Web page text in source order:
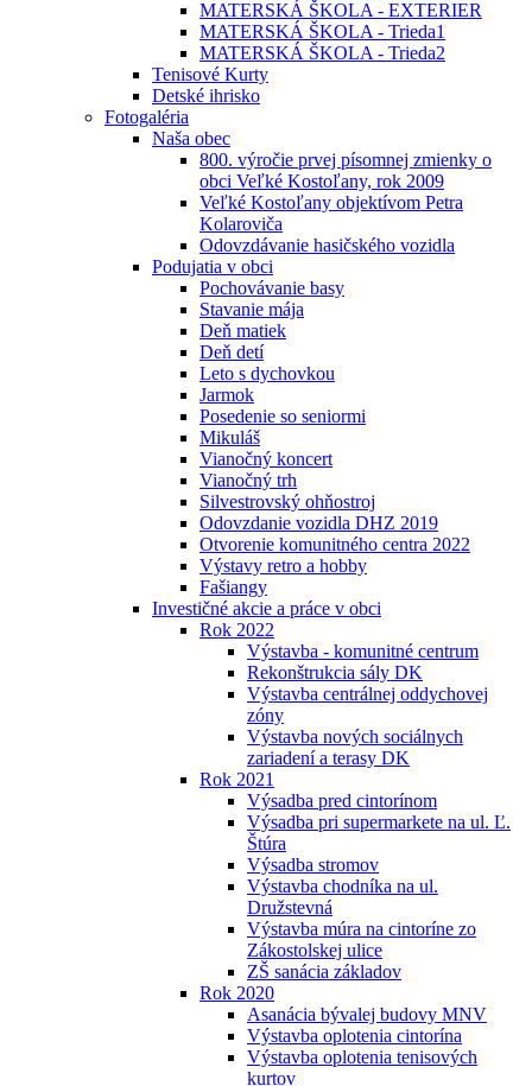
MATERSKÁ ŠKOLA - EXTERIER
MATERSKÁ ŠKOLA - Trieda1
MATERSKÁ ŠKOLA - Trieda2
Tenisové Kurty
Detské ihrisko
Fotogaléria
Naša obec
800. výročie prvej písomnej zmienky o
obci Veľké Kostoľany, rok 2009
Veľké Kostoľany objektívom Petra
Kolaroviča
Odovzdávanie hasičského vozidla
Podujatia v obci
Pochovávanie basy
Stavanie mája
Deň matiek
Deň detí
Leto s dychovkou
Jarmok
Posedenie so seniormi
Mikuláš
Vianočný koncert
Vianočný trh
Silvestrovský ohňostroj
Odovzdanie vozidla DHZ 2019
Otvorenie komunitného centra 2022
Výstavy retro a hobby
Fašiangy
Investičné akcie a práce v obci
Rok 2022
Výstavba - komunitné centrum
Rekonštrukcia sály DK
Výstavba centrálnej oddychovej
zóny
Výstavba nových sociálnych
zariadení a terasy DK
Rok 2021
Výsadba pred cintorínom
Výsadba pri supermarkete na ul. Ľ.
Štúra
Výsadba stromov
Výstavba chodníka na ul.
Družstevná
Výstavba múra na cintoríne zo
Zákostolskej ulice
ZŠ sanácia základov
Rok 2020
Asanácia bývalej budovy MNV
Výstavba oplotenia cintorína
Výstavba oplotenia tenisových
kurtov